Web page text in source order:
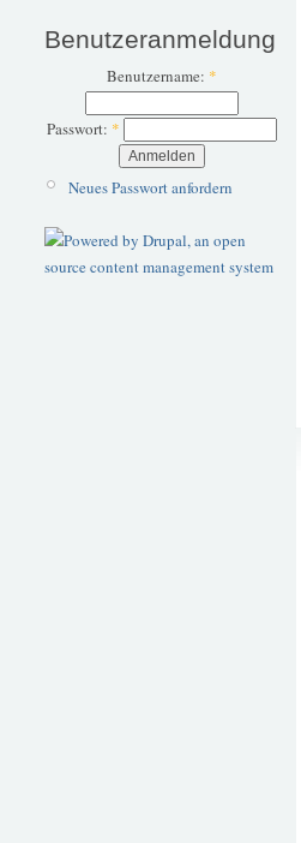
Benutzeranmeldung
Benutzername: *
Passwort: *
Neues Passwort anfordern